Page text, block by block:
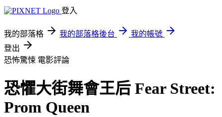
登入
我的部落格 我的部落格後台
我的帳號
登出
恐怖驚悚 電影評論
恐懼大街舞會王后 Fear Street:
Prom Queen